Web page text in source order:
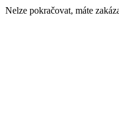
Nelze pokračovat, máte